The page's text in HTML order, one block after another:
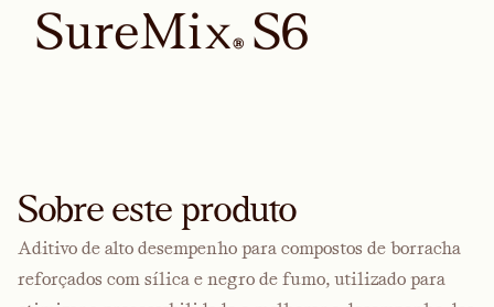
SureMix® S6
Sobre este produto
Aditivo de alto desempenho para compostos de borracha
reforçados com sílica e negro de fumo, utilizado para